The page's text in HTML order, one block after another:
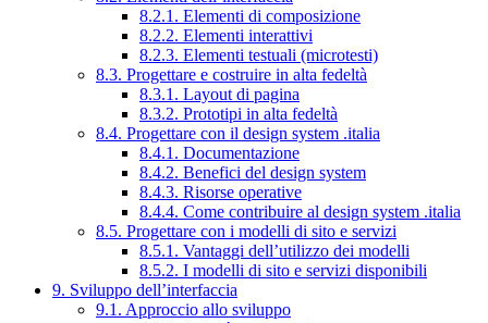
8.2.1. Elementi di composizione
8.2.2. Elementi interattivi
8.2.3. Elementi testuali (microtesti)
8.3. Progettare e costruire in alta fedeltà
8.3.1. Layout di pagina
8.3.2. Prototipi in alta fedeltà
8.4. Progettare con il design system .italia
8.4.1. Documentazione
8.4.2. Benefici del design system
8.4.3. Risorse operative
8.4.4. Come contribuire al design system .italia
8.5. Progettare con i modelli di sito e servizi
8.5.1. Vantaggi dell’utilizzo dei modelli
8.5.2. I modelli di sito e servizi disponibili
9. Sviluppo dell’interfaccia
9.1. Approccio allo sviluppo